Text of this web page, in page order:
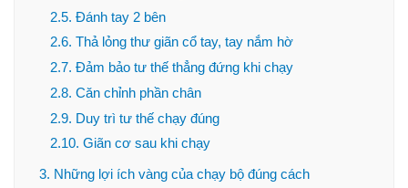
2.5. Đánh tay 2 bên
2.6. Thả lỏng thư giãn cổ tay, tay nắm hờ
2.7. Đảm bảo tư thế thẳng đứng khi chạy
2.8. Căn chỉnh phần chân
2.9. Duy trì tư thế chạy đúng
2.10. Giãn cơ sau khi chạy
3. Những lợi ích vàng của chạy bộ đúng cách